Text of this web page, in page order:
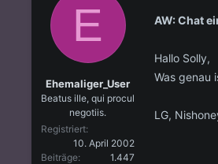
E
Ehemaliger_User
Beatus ille, qui procul
negotiis.
Registriert
10. April 2002
Beiträge
1.447
AW: Chat
Hallo Solly,
Was genau
LG,